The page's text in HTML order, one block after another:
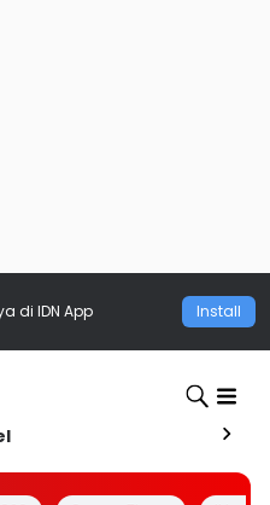
di IDN App Install